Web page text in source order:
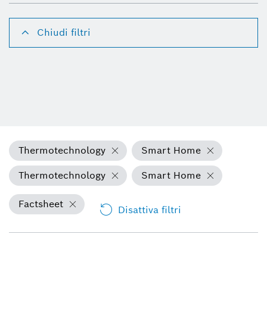
Chiudi filtri
Thermotechnology
Smart Home
Thermotechnology
Smart Home
Factsheet Disattiva filtri